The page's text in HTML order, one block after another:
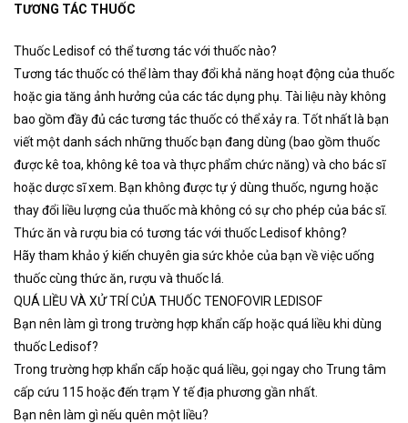
TƯƠNG TÁC THUỐC
Thuốc Ledisof có thể tương tác với thuốc nào?
Tương tác thuốc có thể làm thay đổi khả năng hoạt động của thuốc
hoặc gia tăng ảnh hưởng của các tác dụng phụ. Tài liệu này không
bao gồm đầy đủ các tương tác thuốc có thể xảy ra. Tốt nhất là bạn
viết một danh sách những thuốc bạn đang dùng (bao gồm thuốc
được kê toa, không kê toa và thực phẩm chức năng) và cho bác sĩ
hoặc dược sĩ xem. Bạn không được tự ý dùng thuốc, ngưng hoặc
thay đổi liều lượng của thuốc mà không có sự cho phép của bác sĩ.
Thức ăn và rượu bia có tương tác với thuốc Ledisof không?
Hãy tham khảo ý kiến chuyên gia sức khỏe của bạn về việc uống
thuốc cùng thức ăn, rượu và thuốc lá.
QUÁ LIỀU VÀ XỬ TRÍ CỦA THUỐC TENOFOVIR LEDISOF
Bạn nên làm gì trong trường hợp khẩn cấp hoặc quá liều khi dùng
thuốc Ledisof?
Trong trường hợp khẩn cấp hoặc quá liều, gọi ngay cho Trung tâm
cấp cứu 115 hoặc đến trạm Y tế địa phương gần nhất.
Bạn nên làm gì nếu quên một liều?